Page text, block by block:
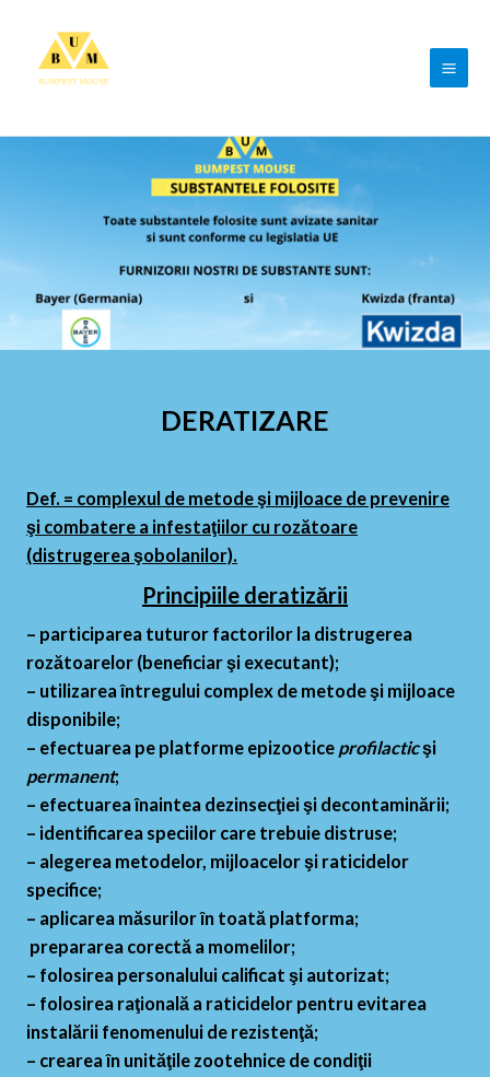
DERATIZARE
Def. = complexul de metode şi mijloace de prevenire
şi combatere a infestaţiilor cu rozătoare
(distrugerea şobolanilor).
Principiile deratizării
– participarea tuturor factorilor la distrugerea
rozătoarelor (beneficiar şi executant);
– utilizarea întregului complex de metode şi mijloace
disponibile;
– efectuarea pe platforme epizootice profilacticşi
permanent;
– efectuarea înaintea dezinsecţiei şi decontaminării;
– identificarea speciilor care trebuie distruse;
– alegerea metodelor, mijloacelor şi raticidelor
specifice;
– aplicarea măsurilor în toată platforma;
prepararea corectă a momelilor;
– folosirea personalului calificat şi autorizat;
– folosirea raţională a raticidelor pentru evitarea
instalării fenomenului de rezistenţă;
– crearea în unităţile zootehnice de condiţii